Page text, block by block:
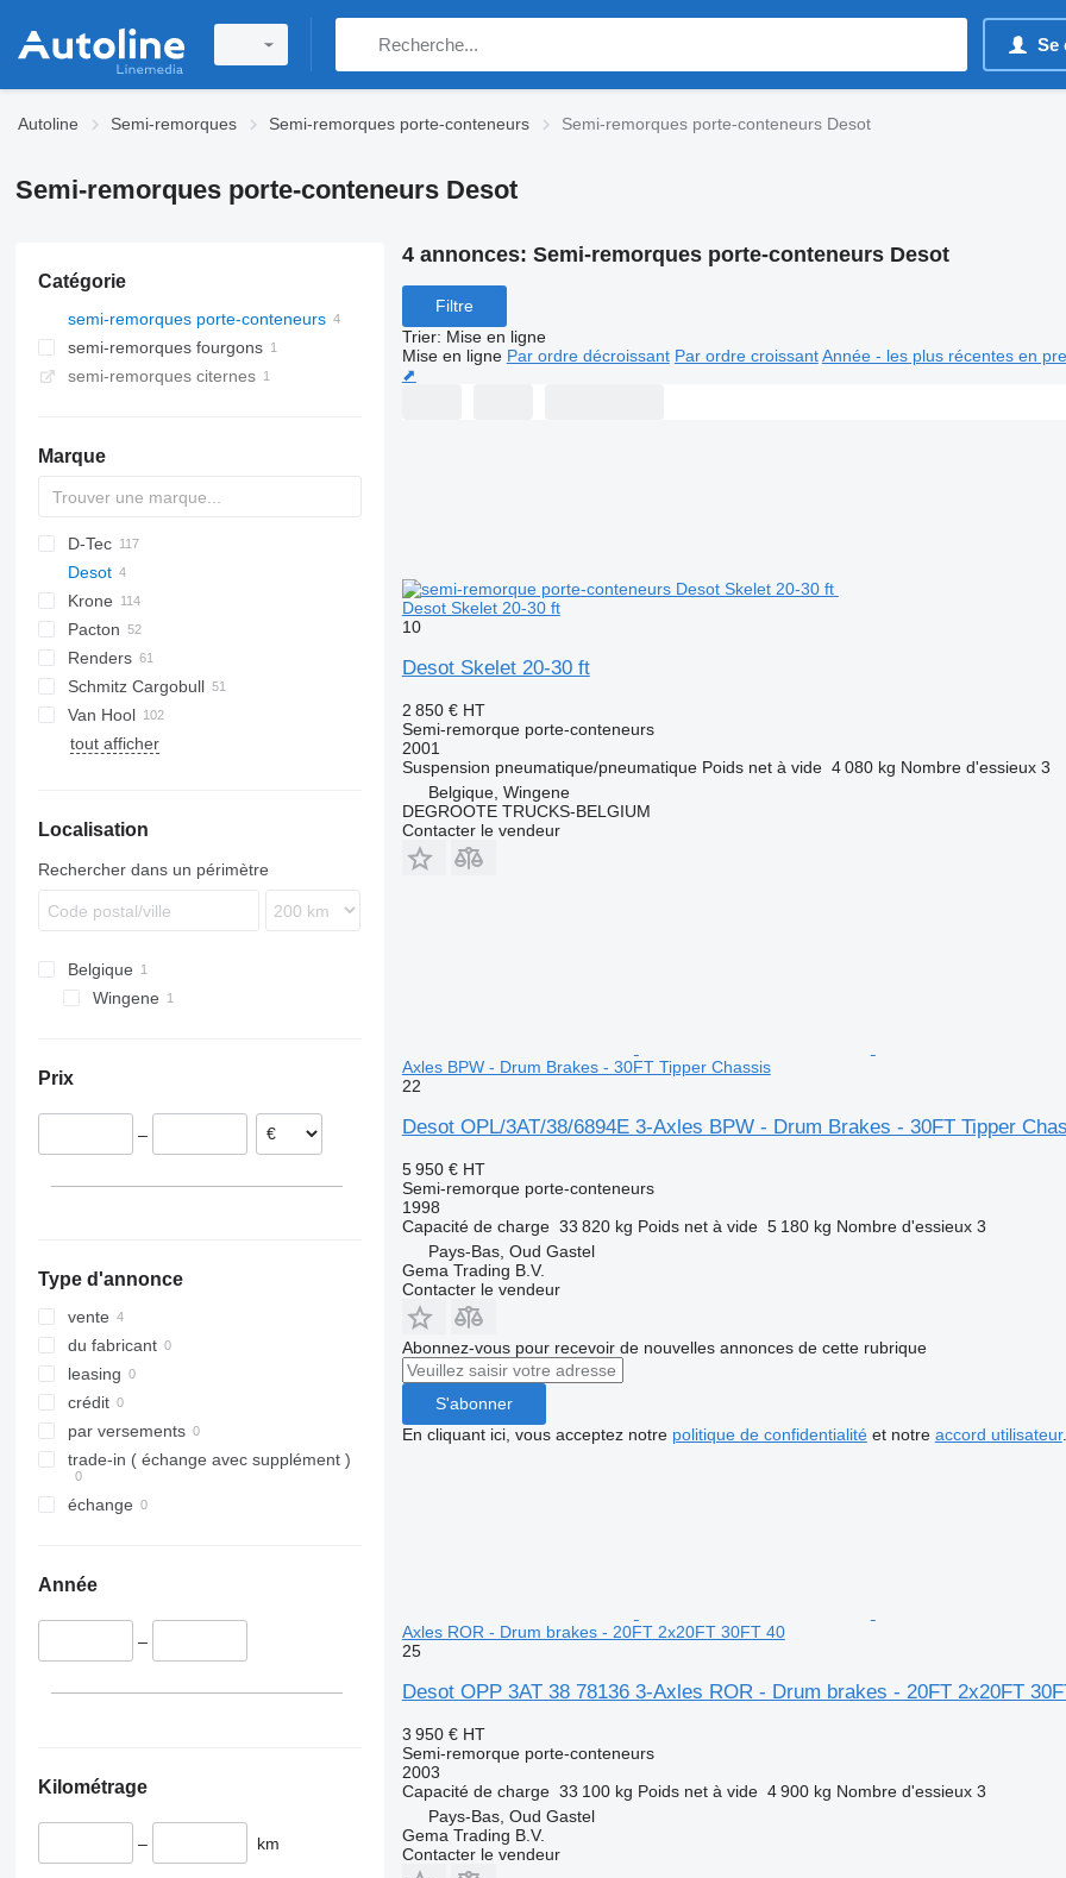
Se
Autoline Semi-remorques Semi-remorques porte-conteneurs Semi-remorques porte-conteneurs Desot
Semi-remorques porte-conteneurs Desot
Catégorie
semi-remorques porte-conteneurs
semi-remorques fourgons
semi-remorques citernes
Marque
2 series
3 series
4 series
5 series
ADR
BPO
CCS
D-Tec
CT
FT
EF
Sliding
Stack
Desot
ADR
OPL
OPP
SDS
T-series
SB
Krone
SD
SDC
SC
XS
S 24
SW
0-2
0-3
O-3
G-series
SL
S-series
Pacton
ET3
T-series
TXC
Renders
Euro
ROC
Kaiser
Schmitz Cargobull
S-series
SCB
SGF
SPA
CS
SP
Van Hool
A-series
LPRS
NS
38
tout afficher
Localisation
Rechercher dans un périmètre
Belgique
Wingene
Prix
–
Type d'annonce
vente
du fabricant
leasing
crédit
par versements
trade-in ( échange avec supplément )
échange
Année
–
Kilométrage
– km
4 annonces: Semi-remorques porte-conteneurs Desot
Filtre
Trier: Mise en ligne
Mise en ligne Par ordre décroissant Par ordre croissant Année - les plus récentes en
⬈
Desot Skelet 20-30 ft
10
Desot Skelet 20-30 ft
2 850 € HT
Semi-remorque porte-conteneurs
2001
Suspension pneumatique/pneumatique Poids net à vide 4 080 kg Nombre d'essieux 3
Belgique, Wingene
DEGROOTE TRUCKS-BELGIUM
Contacter le vendeur
Axles BPW - Drum Brakes - 30FT Tipper Chassis
22
Desot OPL/3AT/38/6894E 3-Axles BPW - Drum Brakes - 30FT Tipper
5 950 € HT
Semi-remorque porte-conteneurs
1998
Capacité de charge 33 820 kg Poids net à vide 5 180 kg Nombre d'essieux 3
Pays-Bas, Oud Gastel
Gema Trading B.V.
Contacter le vendeur
Abonnez-vous pour recevoir de nouvelles annonces de cette rubrique
S'abonner
En cliquant ici, vous acceptez notre politique de confidentialitéet notre accord utilisateur.
Axles ROR - Drum brakes - 20FT 2x20FT 30FT 40
25
Desot OPP 3AT 38 78136 3-Axles ROR - Drum brakes - 20FT 2x20FT
3 950 € HT
Semi-remorque porte-conteneurs
2003
Capacité de charge 33 100 kg Poids net à vide 4 900 kg Nombre d'essieux 3
Pays-Bas, Oud Gastel
Gema Trading B.V.
Contacter le vendeur